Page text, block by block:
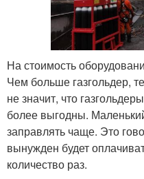
На стоимость
Чем больше газгольдер,
не значит, что
более выгодны.
заправлять чаще. Это
вынужден будет
количество раз.